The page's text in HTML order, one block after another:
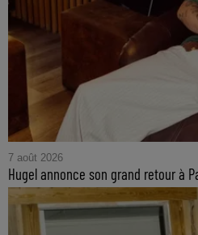
7 août 2026
Hugel annonce son grand retour à